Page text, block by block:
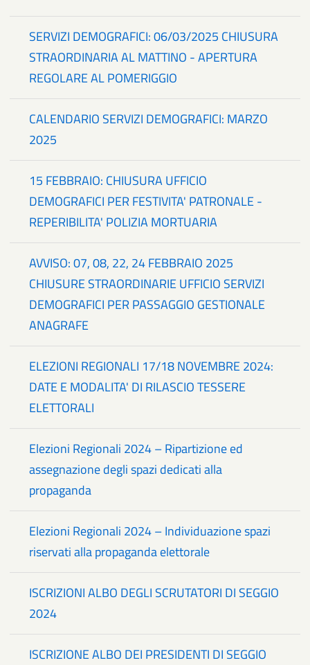
SERVIZI DEMOGRAFICI: 06/03/2025 CHIUSURA
STRAORDINARIA AL MATTINO - APERTURA
REGOLARE AL POMERIGGIO
CALENDARIO SERVIZI DEMOGRAFICI: MARZO
2025
15 FEBBRAIO: CHIUSURA UFFICIO
DEMOGRAFICI PER FESTIVITA' PATRONALE -
REPERIBILITA' POLIZIA MORTUARIA
AVVISO: 07, 08, 22, 24 FEBBRAIO 2025
CHIUSURE STRAORDINARIE UFFICIO SERVIZI
DEMOGRAFICI PER PASSAGGIO GESTIONALE
ANAGRAFE
ELEZIONI REGIONALI 17/18 NOVEMBRE 2024:
DATE E MODALITA' DI RILASCIO TESSERE
ELETTORALI
Elezioni Regionali 2024 – Ripartizione ed
assegnazione degli spazi dedicati alla
propaganda
Elezioni Regionali 2024 – Individuazione spazi
riservati alla propaganda elettorale
ISCRIZIONI ALBO DEGLI SCRUTATORI DI SEGGIO
2024
ISCRIZIONE ALBO DEI PRESIDENTI DI SEGGIO